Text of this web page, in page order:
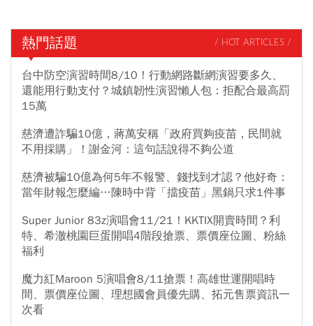
熱門話題 / HOT ARTICLES /
台中防空演習時間8/10！行動網路斷網演習要多久、
還能用行動支付？城鎮韌性演習懶人包：拒配合最高罰
15萬
慈濟遭詐騙10億，蔣萬安稱「政府買夠疫苗，民間就
不用採購」！謝金河：這句話說得不夠公道
慈濟被騙10億為何5年不報警、錢找到才認？他好奇：
當年財報怎麼編…陳時中背「擋疫苗」黑鍋只求1件事
Super Junior 83z演唱會11/21！KKTIX開賣時間？利
特、希澈桃園巨蛋開唱4階段搶票、票價座位圖、粉絲
福利
魔力紅Maroon 5演唱會8/11搶票！高雄世運開唱時
間、票價座位圖、理想國會員優先購、拓元售票資訊一
次看